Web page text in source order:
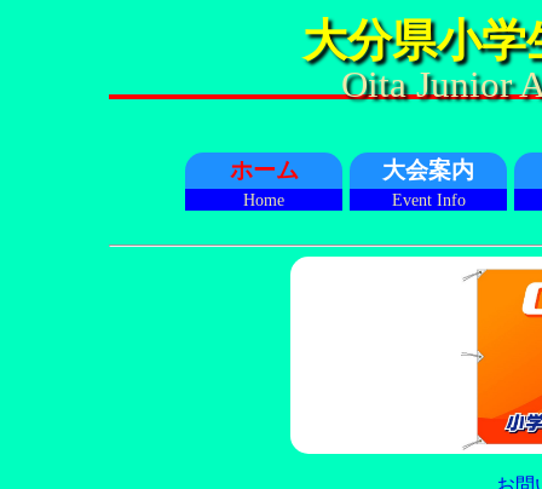
大分県小学
Oita Junior
ホーム
Home
大会案内
Event Info